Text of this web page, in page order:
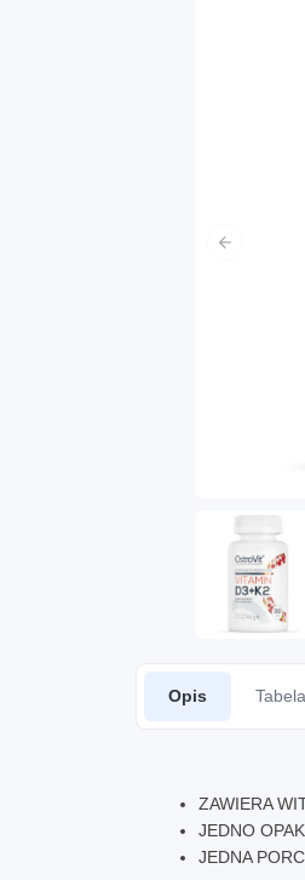
Poprzedni
Opis
ZAWIERA
JEDNO
JEDNA